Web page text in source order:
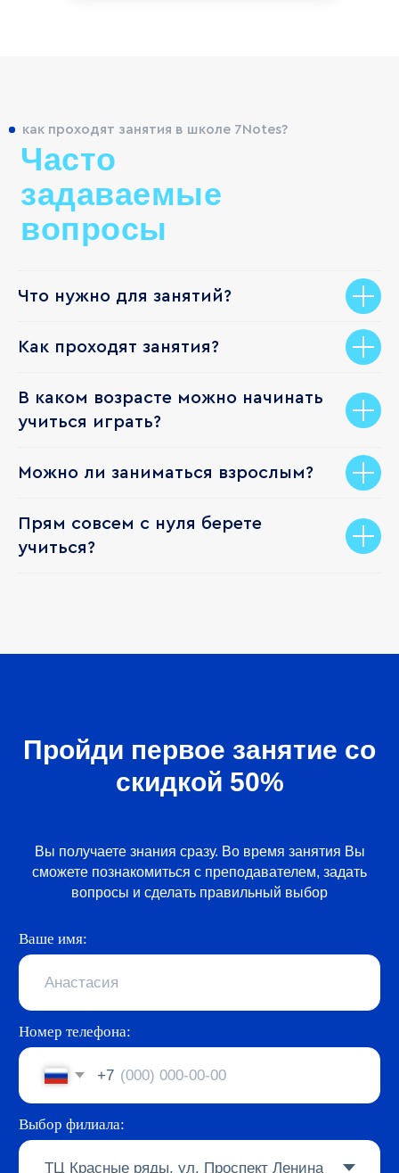
как проходят занятия в школе 7Notes?
Часто
задаваемые
вопросы
Что нужно для занятий?
Как проходят занятия?
В каком возрасте можно начинать
учиться играть?
Можно ли заниматься взрослым?
Прям совсем с нуля берете
учиться?
Пройди первое занятие со
скидкой 50%
Вы получаете знания сразу. Во время занятия Вы
сможете познакомиться с преподавателем, задать
вопросы и сделать правильный выбор
Выражаю
персональных данных
конфиденциальности